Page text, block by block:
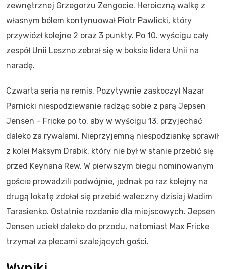
zewnętrznej Grzegorzu Zengocie. Heroiczną walkę z
własnym bólem kontynuował Piotr Pawlicki, który
przywiózł kolejne 2 oraz 3 punkty. Po 10. wyścigu cały
zespół Unii Leszno zebrał się w boksie lidera Unii na
naradę.
Czwarta seria na remis. Pozytywnie zaskoczył Nazar
Parnicki niespodziewanie radząc sobie z parą Jepsen
Jensen – Fricke po to, aby w wyścigu 13. przyjechać
daleko za rywalami. Nieprzyjemną niespodziankę sprawił
z kolei Maksym Drabik, który nie był w stanie przebić się
przed Keynana Rew. W pierwszym biegu nominowanym
goście prowadzili podwójnie, jednak po raz kolejny na
drugą lokatę zdołał się przebić waleczny dzisiaj Wadim
Tarasienko. Ostatnie rozdanie dla miejscowych. Jepsen
Jensen uciekł daleko do przodu, natomiast Max Fricke
trzymał za plecami szalejących gości.